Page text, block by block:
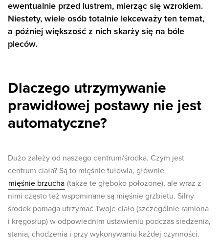
ewentualnie przed lustrem, mierząc się wzrokiem.
Niestety, wiele osób totalnie lekceważy ten temat,
a później większość z nich skarży się na bóle
pleców.
Dlaczego utrzymywanie
prawidłowej postawy nie jest
automatyczne?
Dużo zależy od naszego centrum/środka. Czym jest
centrum ciała? Są to mięśnie tułowia, głównie
mięśnie brzucha (także te głęboko położone), ale wraz z
nimi często też wspominane są mięśnie grzbietu. Silny
środek pomaga utrzymać Twoje ciało (szczególnie ramiona
i kręgosłup) w odpowiednim ustawieniu podczas siedzenia,
stania, chodzenia i przy wykonywaniu każdej czynności.